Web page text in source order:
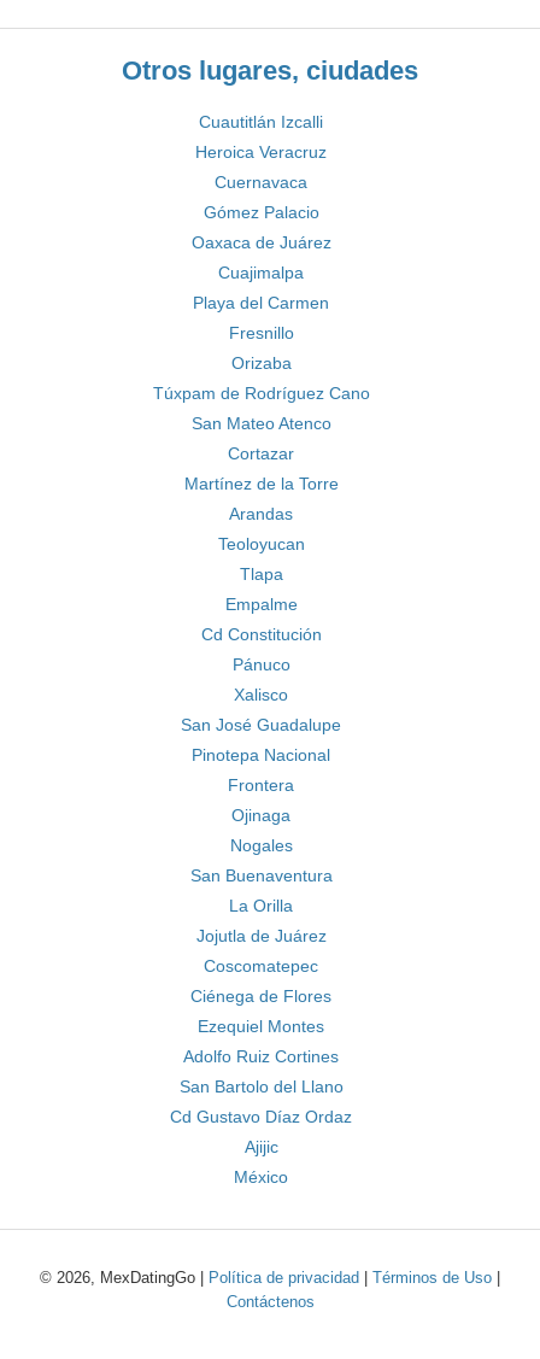
Otros lugares, ciudades
Cuautitlán Izcalli
Heroica Veracruz
Cuernavaca
Gómez Palacio
Oaxaca de Juárez
Cuajimalpa
Playa del Carmen
Fresnillo
Orizaba
Túxpam de Rodríguez Cano
San Mateo Atenco
Cortazar
Martínez de la Torre
Arandas
Teoloyucan
Tlapa
Empalme
Cd Constitución
Pánuco
Xalisco
San José Guadalupe
Pinotepa Nacional
Frontera
Ojinaga
Nogales
San Buenaventura
La Orilla
Jojutla de Juárez
Coscomatepec
Ciénega de Flores
Ezequiel Montes
Adolfo Ruiz Cortines
San Bartolo del Llano
Cd Gustavo Díaz Ordaz
Ajijic
México
© 2026, MexDatingGo | Política de privacidad Términos de Uso
Contáctenos